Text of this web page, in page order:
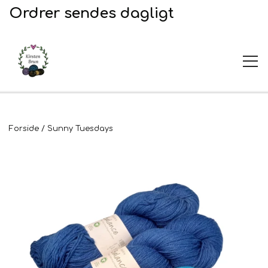
Ordrer sendes dagligt
UDSALG
Garn
Opskrifter
Broderi
2. Sortering
Plejeprodukter
Forside Sunny Tuesdays